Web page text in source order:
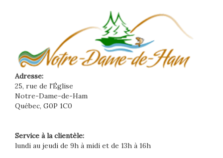
Adresse:
25, rue de l'Église
Notre-Dame-de-Ham
Québec, G0P 1C0
Service à la clientèle:
lundi au jeudi de 9h à midi et de 13h à 16h